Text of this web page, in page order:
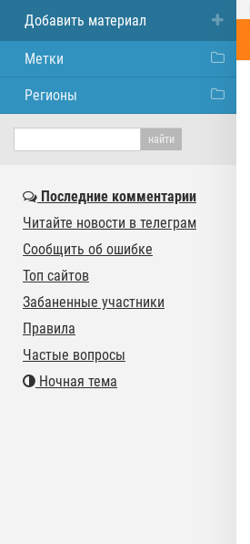
Добавить материал
Метки
Регионы
Последние комментарии
Читайте новости в телеграм
Сообщить об ошибке
Топ сайтов
Забаненные участники
Правила
Частые вопросы
Ночная тема